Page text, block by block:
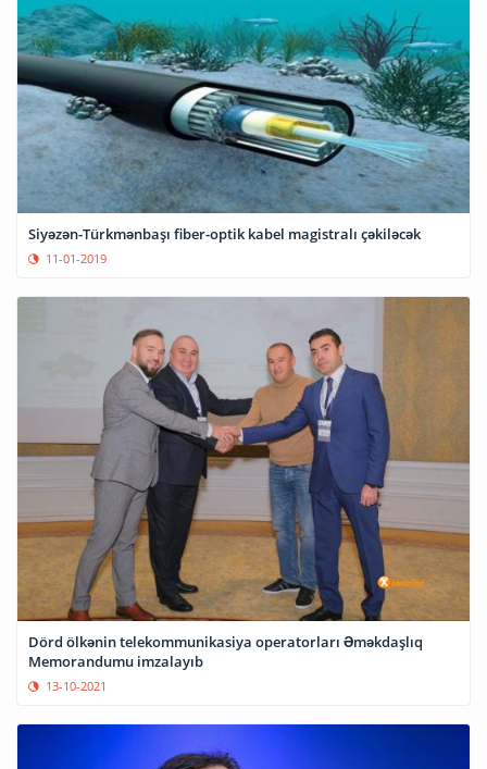
Siyəzən-Türkmənbaşı fiber-optik kabel magistralı çəkiləcək
11-01-2019
Dörd ölkənin telekommunikasiya operatorları Əməkdaşlıq
Memorandumu imzalayıb
13-10-2021